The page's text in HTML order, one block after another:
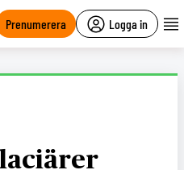
Prenumerera Logga in